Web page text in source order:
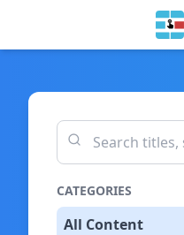
CATEGORIES
All Content